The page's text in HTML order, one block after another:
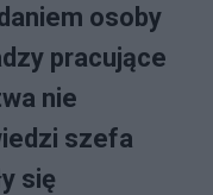
osoby
pracujące
nie
szefa
się